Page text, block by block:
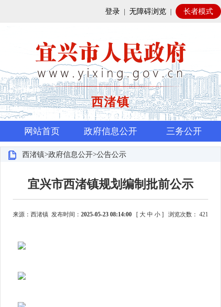
登录 | 无障碍浏览 | 长者模式
西渚镇
网站首页 政府信息公开 三务公开
西渚镇>政府信息公开>公告公示
宜兴市西渚镇规划编制批前公示
来源：西渚镇 发布时间： 2025-05-23 08:14:00 [ 大 中 小 ] 浏览次数： 421